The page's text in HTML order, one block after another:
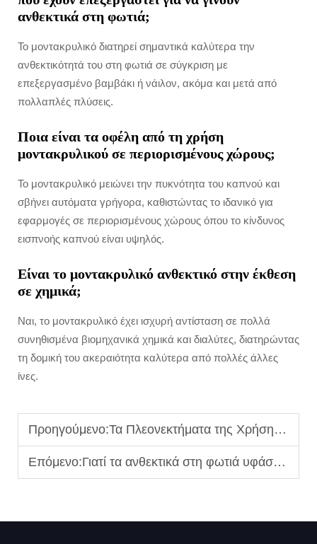
ανθεκτικά στη φωτιά;
Το μοντακρυλικό διατηρεί σημαντικά καλύτερα την
ανθεκτικότητά του στη φωτιά σε σύγκριση με
επεξεργασμένο βαμβάκι ή νάιλον, ακόμα και μετά από
πολλαπλές πλύσεις.
Ποια είναι τα οφέλη από τη χρήση
μοντακρυλικού σε περιορισμένους χώρους;
Το μοντακρυλικό μειώνει την πυκνότητα του καπνού και
σβήνει αυτόματα γρήγορα, καθιστώντας το ιδανικό για
εφαρμογές σε περιορισμένους χώρους όπου το κίνδυνος
εισπνοής καπνού είναι υψηλός.
Είναι το μοντακρυλικό ανθεκτικό στην έκθεση
σε χημικά;
Ναι, το μοντακρυλικό έχει ισχυρή αντίσταση σε πολλά
συνηθισμένα βιομηχανικά χημικά και διαλύτες, διατηρώντας
τη δομική του ακεραιότητα καλύτερα από πολλές άλλες
ίνες.
Προηγούμενο:Τα Πλεονεκτήματα της Χρήσης Υφάσματος Modacrylic σε Βιομηχανικά Προστατευτικά Ενδύματα
Επόμενο:Γιατί τα ανθεκτικά στη φωτιά υφάσματα είναι απαραίτητα για περιβάλλοντα εργασίας υψηλού κινδύνου